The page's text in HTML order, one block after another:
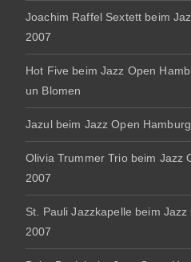
Joachim Raffel Sextett beim
2007
Hot Five beim Jazz Open
un Blomen
Jazul beim Jazz Open
Olivia Trummer Trio beim Jazz
2007
St. Pauli Jazzkapelle beim
2007